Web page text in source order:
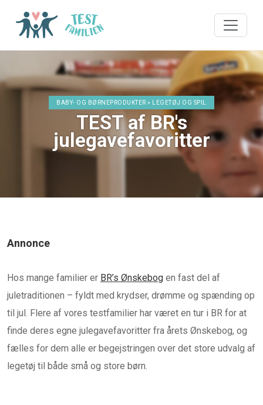
BABY- OG BØRNEPRODUKTER » LEGETØJ OG SPIL
TEST af BR's
julegavefavoritter
Annonce
Hos mange familier er BR’s Ønskebog en fast del af
juletraditionen – fyldt med krydser, drømme og spænding op
til jul. Flere af vores testfamilier har været en tur i BR for at
finde deres egne julegavefavoritter fra årets Ønskebog, og
fælles for dem alle er begejstringen over det store udvalg af
legetøj til både små og store børn.